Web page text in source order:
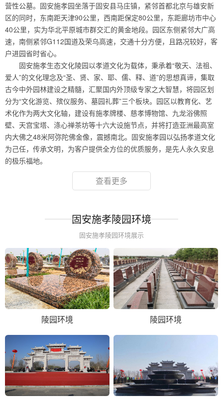
营性公墓。固安施孝园坐落于固安县马庄镇，紧邻首都北京与雄安新
区的同时，东南距天津90公里，西南距保定80公里，东距廊坊市中心
40公里，实为华北平原城市群交汇的黄金地段。园区东侧紧邻大广高
速，南侧紧邻G112国道及荣乌高速，交通十分方便，且路况较好，客
户进园省时省心。
固安施孝生态文化陵园以孝道文化为载体，秉承着“敬天、法祖、
爱人”的文化理念及“圣、贤、家、耶、儒、释、道”的思想真谛，集取
古今中外园林建设之精髓，汇聚国内外顶级专家之大智慧，将园区划
分为“文化游览、殡仪服务、墓园礼葬”三个板块。园区以教育化、艺
术化作为两大文化轴，建设有施孝牌楼、慈孝博物馆、九龙浴佛照
壁、天宫宝塔、涤心禅茶坊等十六大设施节点，并将打造亚洲最高室
内大佛之48米阿弥陀佛金像，震撼南北。固安施孝园以弘扬孝道文化
为己任，传承文明，为客户提供全方位的优质服务，是先人永久安息
的极乐福地。
查看更多
固安施孝陵园环境
固安施孝陵园环境展示
陵园环境 陵园环境